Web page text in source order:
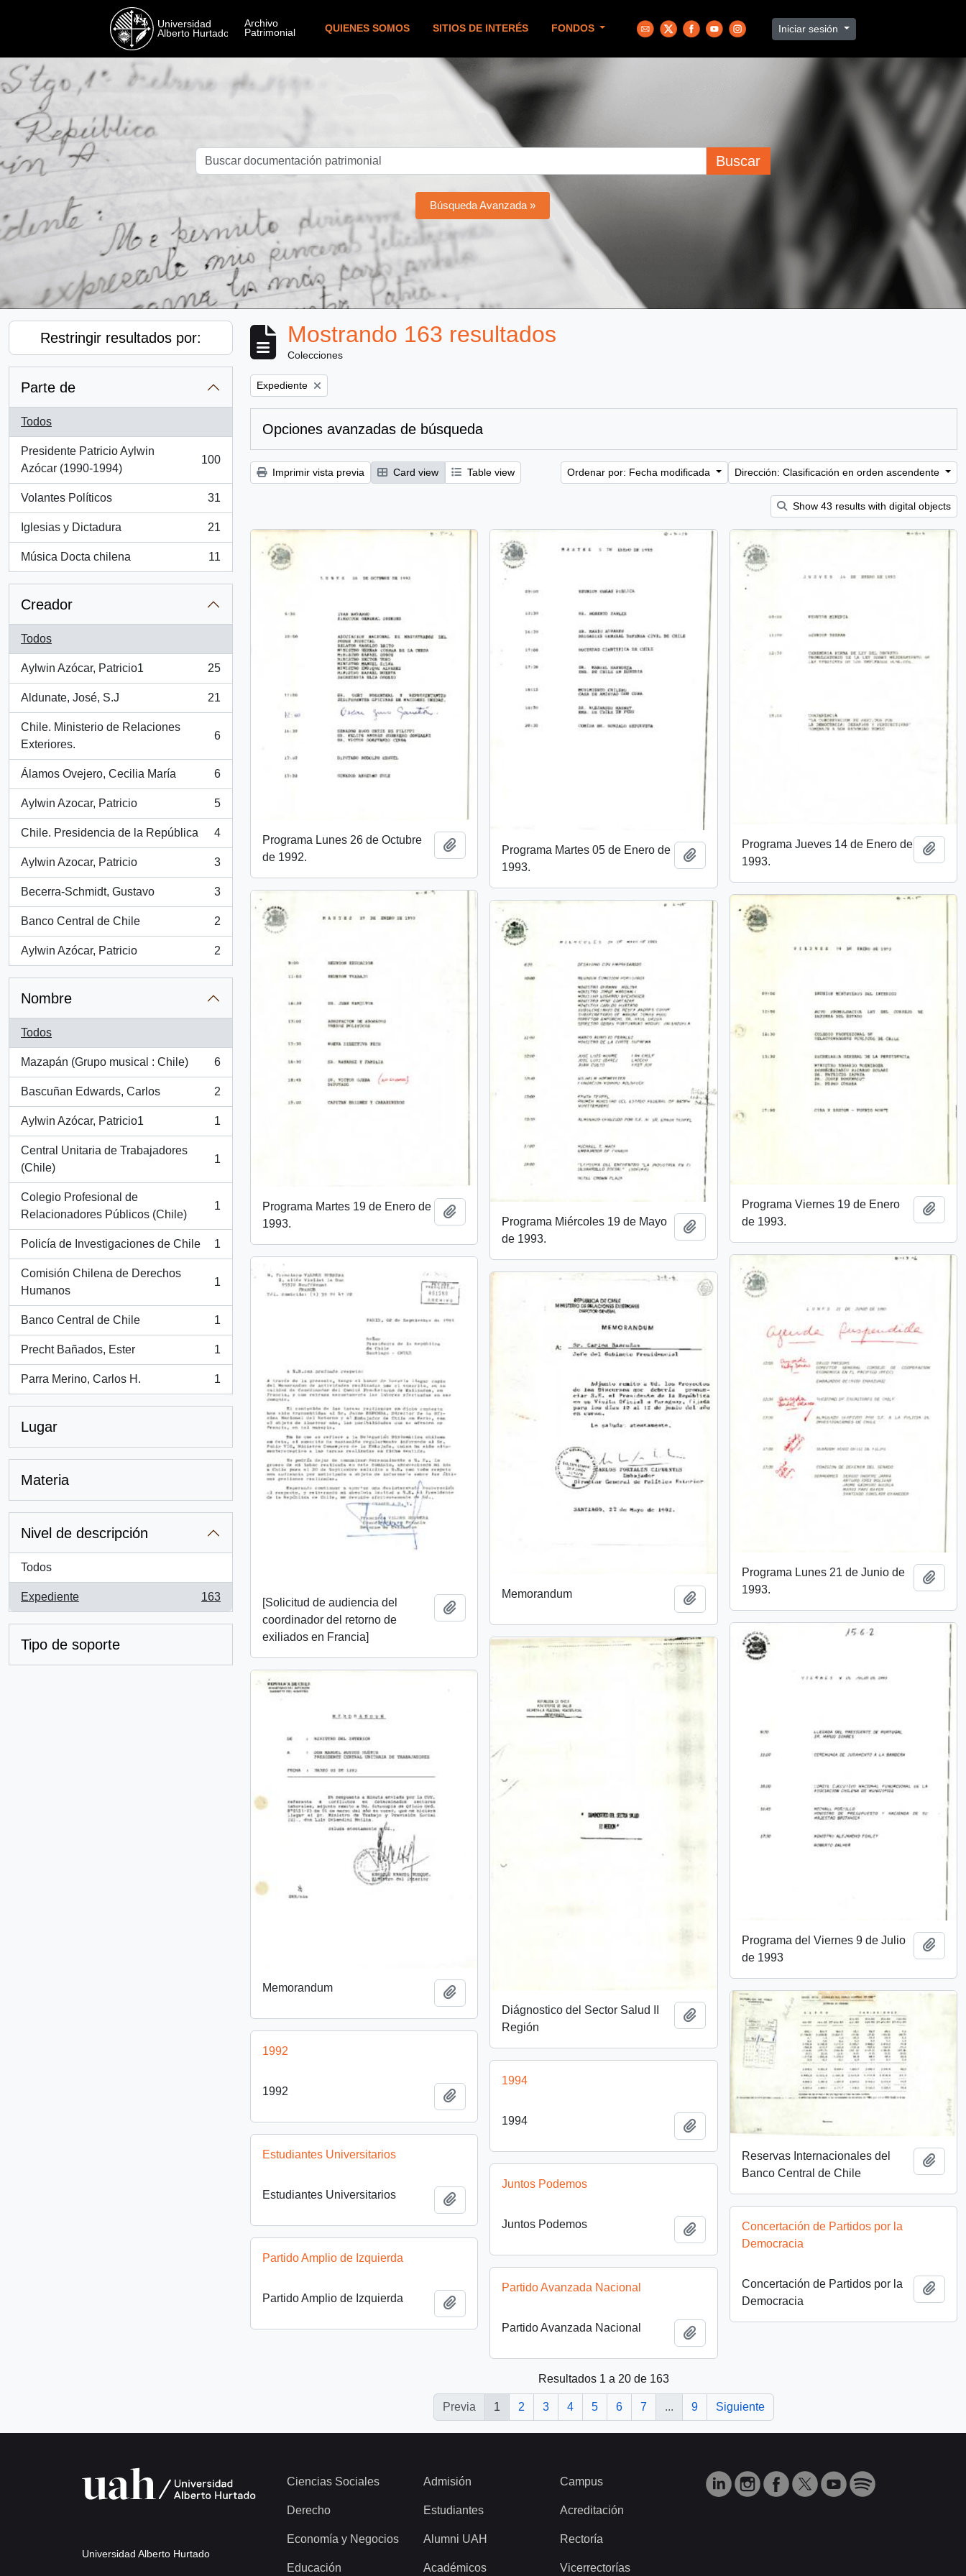
QUIENES SOMOS SITIOS DE INTERÉS FONDOS Iniciar sesión
Buscar
Búsqueda Avanzada »
Restringir resultados por:
Parte de
Todos
Presidente Patricio Aylwin
Azócar (1990-1994)
, 100 resultados
100
Volantes Políticos
, 31 resultados
31
Iglesias y Dictadura
, 21 resultados
21
Música Docta chilena
, 11 resultados
11
Creador
Todos
Aylwin Azócar, Patricio1
, 25 resultados
25
Aldunate, José, S.J
, 21 resultados
21
Chile. Ministerio de Relaciones
Exteriores.
, 6 resultados
6
Álamos Ovejero, Cecilia María
, 6 resultados
6
Aylwin Azocar, Patricio
, 5 resultados
5
Chile. Presidencia de la República
, 4 resultados
4
Aylwin Azocar, Patricio
, 3 resultados
3
Becerra-Schmidt, Gustavo
, 3 resultados
3
Banco Central de Chile
, 2 resultados
2
Aylwin Azócar, Patricio
, 2 resultados
2
Nombre
Todos
Mazapán (Grupo musical : Chile)
, 6 resultados
6
Bascuñan Edwards, Carlos
, 2 resultados
2
Aylwin Azócar, Patricio1
, 1 resultados
1
Central Unitaria de Trabajadores
(Chile)
, 1 resultados
1
Colegio Profesional de
Relacionadores Públicos (Chile)
, 1 resultados
1
Policía de Investigaciones de Chile
, 1 resultados
1
Comisión Chilena de Derechos
Humanos
, 1 resultados
1
Banco Central de Chile
, 1 resultados
1
Precht Bañados, Ester
, 1 resultados
1
Parra Merino, Carlos H.
, 1 resultados
1
Lugar
Materia
Nivel de descripción
Todos
Expediente
, 163 resultados
163
Tipo de soporte
Mostrando 163 resultados
Colecciones
Remove filter:
Expediente
Opciones avanzadas de búsqueda
Imprimir vista previa Card view Table view Ordenar por: Fecha modificada Dirección: Clasificación en orden ascendente
Show 43 results with digital objects
Programa Lunes 26 de Octubre
de 1992.
Añadir al portapapeles
Programa Martes 05 de Enero de
1993.
Añadir al portapapeles
Programa Jueves 14 de Enero de
1993.
Programa Martes 19 de Enero de
1993.
Programa Viernes 19 de Enero
de 1993.
Programa Miércoles 19 de Mayo
de 1993.
Añadir al portapapeles
Programa Lunes 21 de Junio de
1993.
[Solicitud de audiencia del
coordinador del retorno de
exiliados en Francia]
Memorandum Añadir al portapapeles
Programa del Viernes 9 de Julio
de 1993
Diágnostico del Sector Salud II
Región
Añadir al portapapeles
Memorandum
Reservas Internacionales del
Banco Central de Chile
1992
1992
1994
1994 Añadir al portapapeles
Estudiantes Universitarios
Estudiantes Universitarios
Juntos Podemos
Juntos Podemos Añadir al portapapeles
Concertación de Partidos por la
Democracia
Concertación de Partidos por la
Democracia
Partido Amplio de Izquierda
Partido Amplio de Izquierda
Partido Avanzada Nacional
Partido Avanzada Nacional Añadir al portapapeles
Resultados 1 a 20 de 163
Previa 1 2 3 4 5 6 7 ... 9 Siguiente
Universidad Alberto Hurtado
Ciencias Sociales
Derecho
Economía y Negocios
Educación
Admisión
Estudiantes
Alumni UAH
Académicos
Campus
Acreditación
Rectoría
Vicerrectorías